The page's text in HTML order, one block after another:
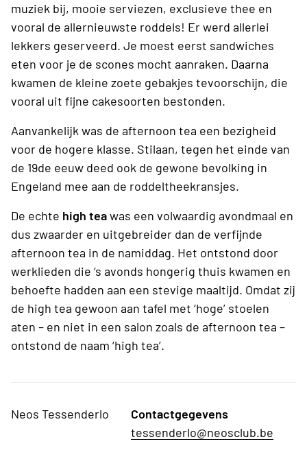
muziek bij, mooie serviezen, exclusieve thee en
vooral de allernieuwste roddels! Er werd allerlei
lekkers geserveerd. Je moest eerst sandwiches
eten voor je de scones mocht aanraken. Daarna
kwamen de kleine zoete gebakjes tevoorschijn, die
vooral uit fijne cakesoorten bestonden.
Aanvankelijk was de afternoon tea een bezigheid
voor de hogere klasse. Stilaan, tegen het einde van
de 19de eeuw deed ook de gewone bevolking in
Engeland mee aan de roddeltheekransjes.
De echte high teawas een volwaardig avondmaal en
dus zwaarder en uitgebreider dan de verfijnde
afternoon tea in de namiddag. Het ontstond door
werklieden die ‘s avonds hongerig thuis kwamen en
behoefte hadden aan een stevige maaltijd. Omdat zij
de high tea gewoon aan tafel met ‘hoge’ stoelen
aten – en niet in een salon zoals de afternoon tea –
ontstond de naam ‘high tea’.
Neos Tessenderlo
Contactgegevens
tessenderlo@neosclub.be